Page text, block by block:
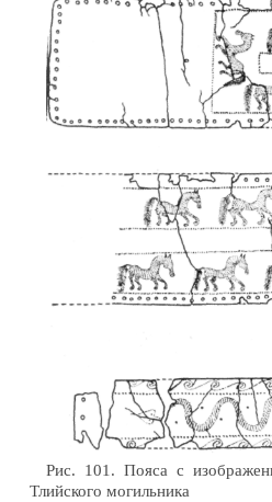
Рис. 101. Пояса с
Тлийского могильника